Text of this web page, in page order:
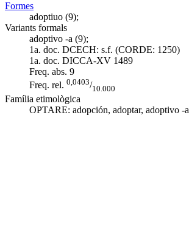
Formes
adoptiuo (9);
Variants formals
adoptivo -a (9);
1a. doc. DCECH: s.f. (CORDE: 1250)
1a. doc. DICCA-XV 1489
Freq. abs. 9
Freq. rel. 0,0403/10.000
Família etimològica
OPTARE: adopción, adoptar, adoptivo -a